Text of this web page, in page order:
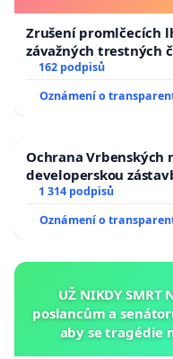
Zrušení promlčecích
závažných trestných
162 podpisů
Oznámení o
Ochrana
developerskou
1 314 podpisů
Oznámení o
UŽ NIKDY SMRT
poslancům a
aby se tragédie